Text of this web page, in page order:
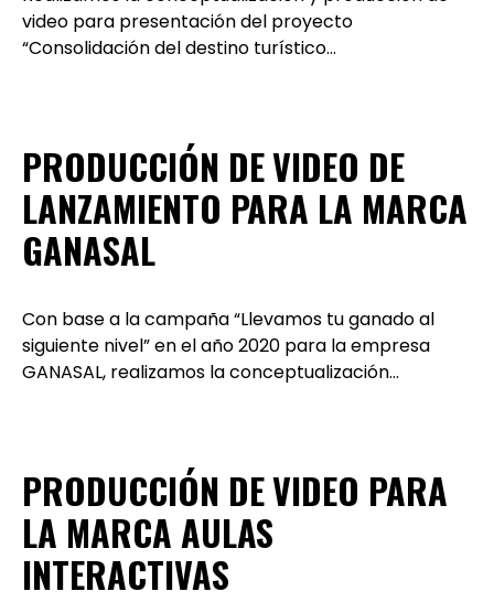
video para presentación del proyecto
“Consolidación del destino turístico…
PRODUCCIÓN DE VIDEO DE
LANZAMIENTO PARA LA MARCA
GANASAL
Con base a la campaña “Llevamos tu ganado al
siguiente nivel” en el año 2020 para la empresa
GANASAL, realizamos la conceptualización…
PRODUCCIÓN DE VIDEO PARA
LA MARCA AULAS
INTERACTIVAS